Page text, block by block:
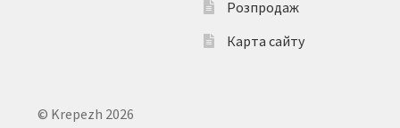
Розпродаж
Карта сайту
© Krepezh 2026